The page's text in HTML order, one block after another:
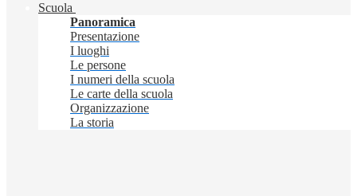
Scuola
Panoramica
Presentazione
I luoghi
Le persone
I numeri della scuola
Le carte della scuola
Organizzazione
La storia